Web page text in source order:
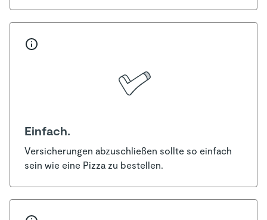
Einfach.
Versicherungen abzuschließen sollte so einfach
sein wie eine Pizza zu bestellen.